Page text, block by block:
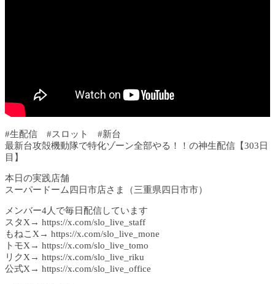
#生配信 #スロット #新台
最新台攻殻機動隊で特化ゾーン全部やる！！の神生配信【303日
目】
本日の実践店舗
スーパードーム四日市店さま（三重県四日市市）
メンバー4人で毎日配信しています
スタX→ https://x.com/slo_live_staff
もねこX→ https://x.com/slo_live_mone
トモX→ https://x.com/slo_live_tomo
リクX→ https://x.com/slo_live_riku
公式X→ https://x.com/slo_live_office